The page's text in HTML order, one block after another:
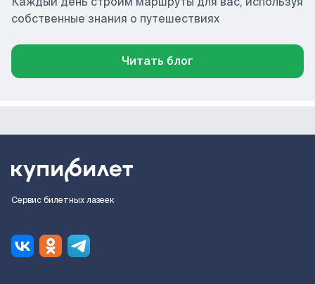
собственные знания о путешествиях
Читать блог
Сервис билетных лазеек